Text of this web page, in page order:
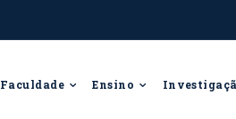
Faculdade Ensino